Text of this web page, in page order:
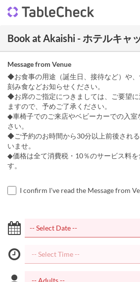
Book at Akaishi - ホテルキャ
Message from Venue
◆お食事の用途（誕生日、接待など）や
刻み食などお知らせください。
◆お席のご指定につきましては、ご要望
ますので、予めご了承ください。
◆車椅子でのご来店やベビーカーでの入
さい。
◆ご予約のお時間から30分以上前後され
いませ。
◆価格は全て消費税・10％のサービス料を
す。
I confirm I've read the Message from